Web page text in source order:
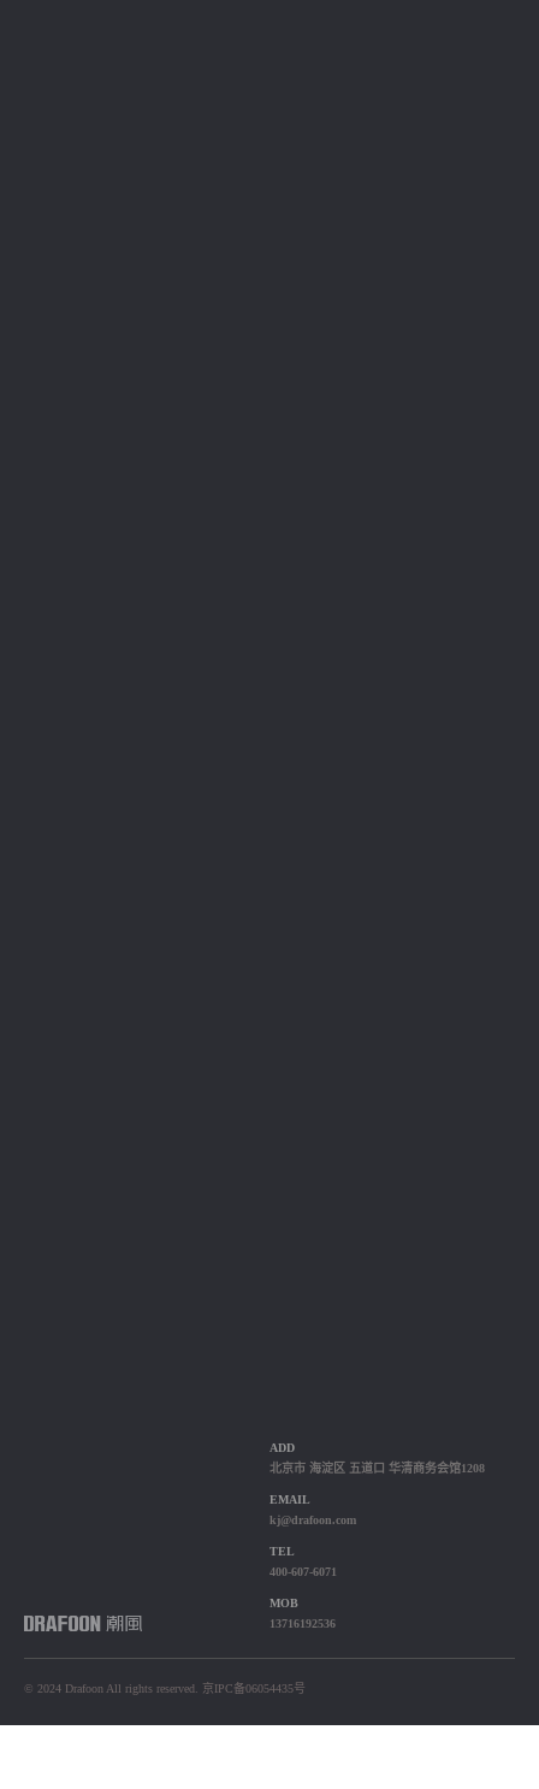
ADD
北京市 海淀区 五道口 华清商务会馆1208
EMAIL
kj@drafoon.com
TEL
400-607-6071
MOB
13716192536
© 2024 Drafoon All rights reserved. 京IPC备06054435号